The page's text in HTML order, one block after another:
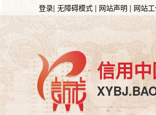
登录| 无障碍模式 | 网站声明 | 网站
信用